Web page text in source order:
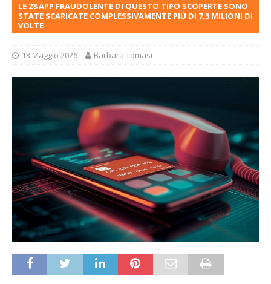
LE 28 APP FRAUDOLENTE DI QUESTO TIPO SCOPERTE SONO
STATE SCARICATE COMPLESSIVAMENTE PIÙ DI 7,3 MILIONI DI
VOLTE.
13 Maggio 2026 Barbara Tomasi